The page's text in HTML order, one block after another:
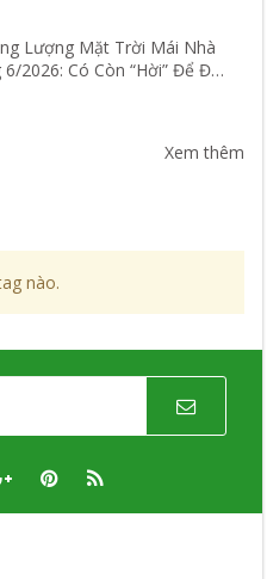
Lượng Mặt Trời Mái Nhà
2026: Có Còn “Hời” Để Đầu
Xem thêm
nào.